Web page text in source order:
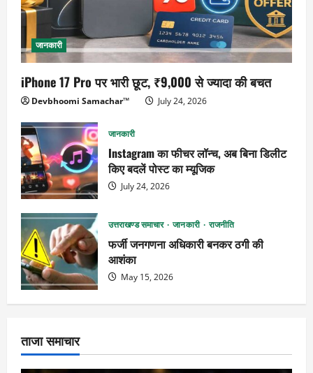
जानकारी
iPhone 17 Pro पर भारी छूट, ₹9,000 से ज्यादा की बचत
Devbhoomi Samachar™ July 24, 2026
जानकारी
Instagram का फीचर लॉन्च, अब बिना डिलीट
किए बदलें पोस्ट का म्यूजिक
July 24, 2026
उत्तराखण्ड समाचार जानकारी राजनीति
फर्जी जनगणना अधिकारी बनकर ठगी की
आशंका
May 15, 2026
ताजा समाचार